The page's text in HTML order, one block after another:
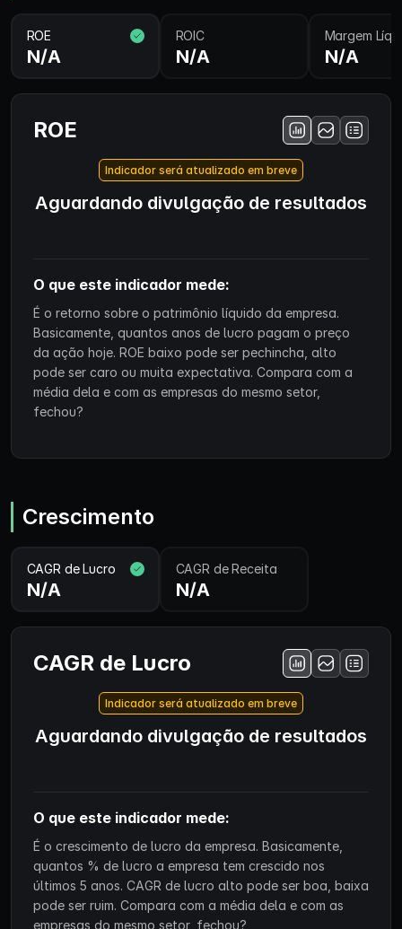
ROE
N/A
ROIC
N/A
Margem
N/A
ROE
Indicador será atualizado em breve
Aguardando divulgação de resultados
O que este indicador mede:
É o retorno sobre o patrimônio líquido da empresa.
Basicamente, quantos anos de lucro pagam o preço
da ação hoje. ROE baixo pode ser pechincha, alto
pode ser caro ou muita expectativa. Compara com a
média dela e com as empresas do mesmo setor,
fechou?
Crescimento
CAGR de Lucro
N/A
CAGR de Receita
N/A
CAGR de Lucro
Indicador será atualizado em breve
Aguardando divulgação de resultados
O que este indicador mede:
É o crescimento de lucro da empresa. Basicamente,
quantos % de lucro a empresa tem crescido nos
últimos 5 anos. CAGR de lucro alto pode ser boa, baixa
pode ser ruim. Compara com a média dela e com as
empresas do mesmo setor, fechou?